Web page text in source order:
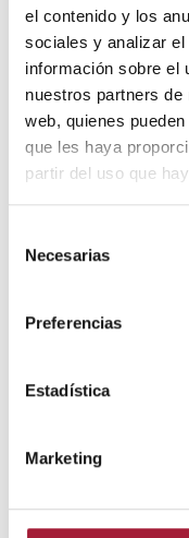
el contenido y los
sociales y analizar
información sobre el
nuestros partners
web, quienes
que les haya
partir del uso que
Necesarias
Preferencias
Estadística
Marketing
nutrientes. Entre
debería esperar al
después de comer.
Finalmente,
aumentar el nivel
alerta, en otras
puede interferir en el
somnolencia
de forma puntual y
Sin embargo, hay
cronifica.